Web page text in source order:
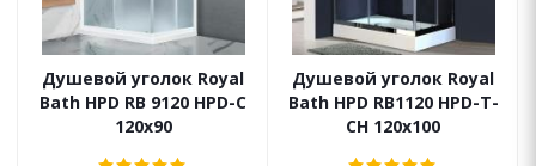
Душевой уголок Royal
Bath HPD RB 9120 HPD-C
120x90
Душевой уголок Royal
Bath HPD RB1120 HPD-T-
CH 120x100